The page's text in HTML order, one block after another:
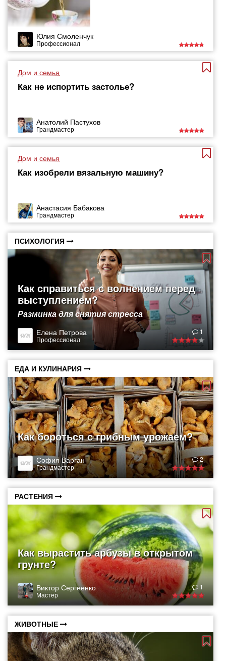
Юлия Смоленчук
Профессионал
Дом и семья
Как не испортить застолье?
Анатолий Пастухов
Грандмастер
Дом и семья
Как изобрели вязальную машину?
Анастасия Бабакова
Грандмастер
ПСИХОЛОГИЯ
Как справиться с волнением перед
выступлением?
Разминка для снятия стресса
Елена Петрова
Профессионал
1
ЕДА И КУЛИНАРИЯ
Как бороться с грибным урожаем?
София Варган
Грандмастер
2
РАСТЕНИЯ
Как вырастить арбузы в открытом
грунте?
Виктор Сергеенко
Мастер
1
ЖИВОТНЫЕ